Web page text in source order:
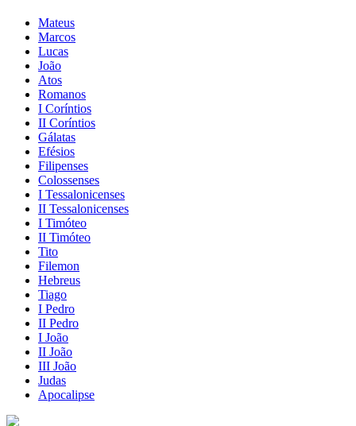
Mateus
Marcos
Lucas
João
Atos
Romanos
I Coríntios
II Coríntios
Gálatas
Efésios
Filipenses
Colossenses
I Tessalonicenses
II Tessalonicenses
I Timóteo
II Timóteo
Tito
Filemon
Hebreus
Tiago
I Pedro
II Pedro
I João
II João
III João
Judas
Apocalipse